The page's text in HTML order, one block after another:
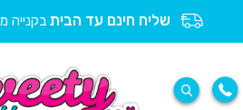
שליח חינם עד הבית בקנייה מעל